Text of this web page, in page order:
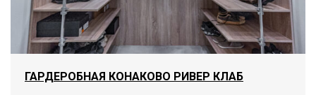
ГАРДЕРОБНАЯ КОНАКОВО РИВЕР КЛАБ